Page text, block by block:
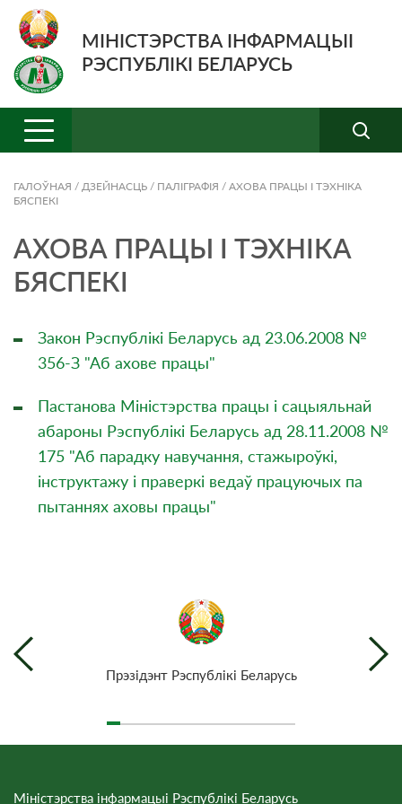
МІНІСТЭРСТВА ІНФАРМАЦЫІ
РЭСПУБЛІКІ БЕЛАРУСЬ
ГАЛОЎНАЯ / ДЗЕЙНАСЦЬ / ПАЛІГРАФІЯ / АХОВА ПРАЦЫ І ТЭХНІКА
БЯСПЕКІ
АХОВА ПРАЦЫ І ТЭХНІКА
БЯСПЕКІ
Закон Рэспублікі Беларусь ад 23.06.2008 №
356-З "Аб ахове працы"
Пастанова Міністэрства працы і сацыяльнай
абароны Рэспублікі Беларусь ад 28.11.2008 №
175 "Аб парадку навучання, стажыроўкі,
інструктажу і праверкі ведаў працуючых па
пытаннях аховы працы"
Прэзiдэнт Рэспублiкi Беларусь
Міністэрства інфармацыі Рэспублікі Беларусь